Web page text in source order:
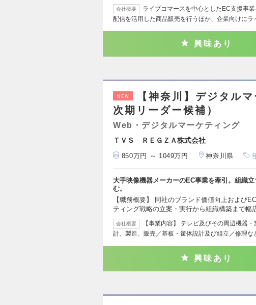
会社概要
ライブコマースを中心としたEC支援事
配信を活用した商品販売を行うほか、企業向けに
興味あり
NEW
【神奈川】デジタル
次期リーダー候補）
Web・デジタルマーケティング
ＴＶＳ ＲＥＧＺＡ株式会社
850万円 ～ 1049万円 神奈川県
大手映像機器メーカーのEC事業を牽引。組織
む。
【職務概要】 同社のブランド価値向上および
ティング戦略の立案・実行から組織構築まで幅
会社概要
【事業内容】 テレビ及びその周辺機器
計、製造、販売／基板・筐体設計及び組立／修理
興味あり